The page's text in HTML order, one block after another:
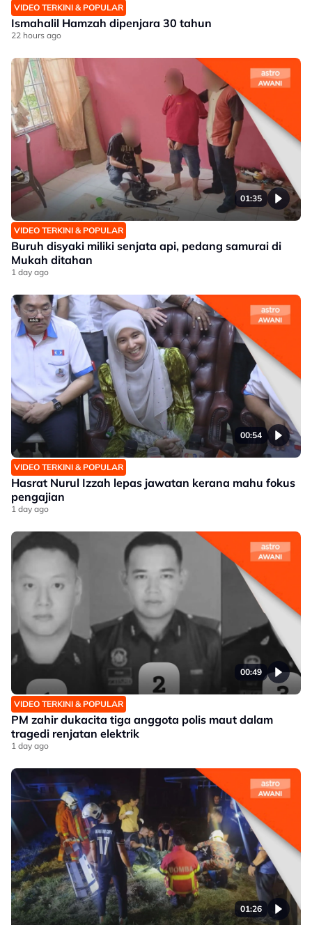
VIDEO TERKINI & POPULAR
Ismahalil Hamzah dipenjara 30 tahun
22 hours ago
01:35
VIDEO TERKINI & POPULAR
Buruh disyaki miliki senjata api, pedang samurai di
Mukah ditahan
1 day ago
00:54
VIDEO TERKINI & POPULAR
Hasrat Nurul Izzah lepas jawatan kerana mahu fokus
pengajian
1 day ago
00:49
VIDEO TERKINI & POPULAR
PM zahir dukacita tiga anggota polis maut dalam
tragedi renjatan elektrik
1 day ago
01:26